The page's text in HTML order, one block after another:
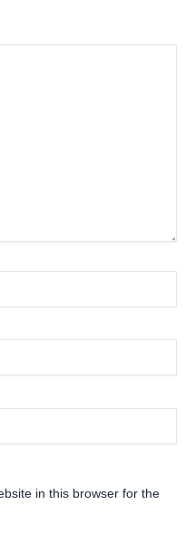
in this browser for the